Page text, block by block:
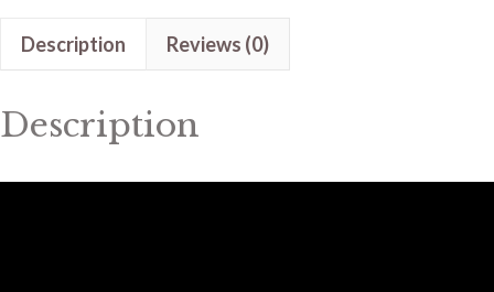
Description Reviews (0)
Description